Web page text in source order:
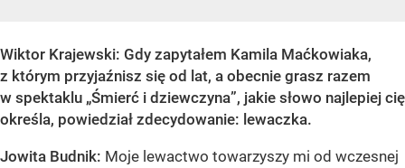
Wiktor Krajewski: Gdy zapytałem Kamila Maćkowiaka,
z którym przyjaźnisz się od lat, a obecnie grasz razem
w spektaklu „Śmierć i dziewczyna”, jakie słowo najlepiej cię
określa, powiedział zdecydowanie: lewaczka.
Jowita Budnik: Moje lewactwo towarzyszy mi od wczesnej